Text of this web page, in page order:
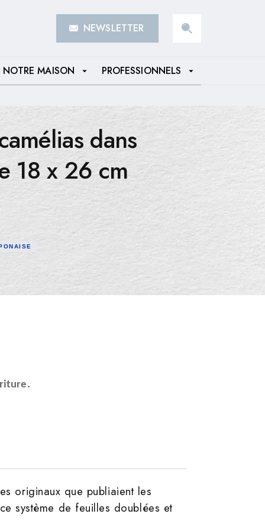
NEWSLETTER
NOTRE MAISON arrow_drop_down PROFESSIONNELS arrow_drop_down
dans
18 x 26 cm
originaux que publiaient les
système de feuilles doublées et